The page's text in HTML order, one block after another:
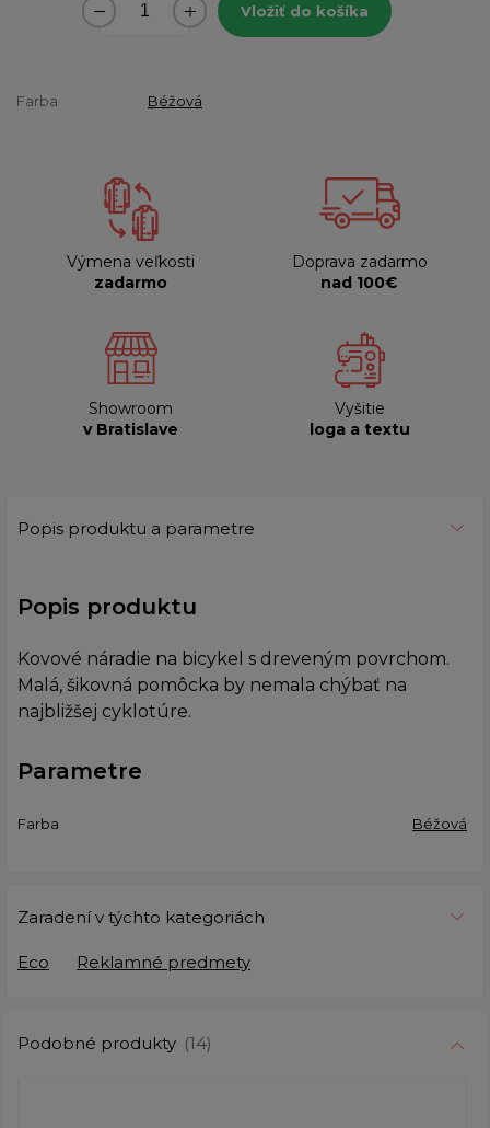
Vložiť do košíka
Farba Béžová
Výmena veľkosti
zadarmo
Doprava zadarmo
nad 100€
Showroom
v Bratislave
Vyšitie
loga a textu
Popis produktu a parametre
Popis produktu
Kovové náradie na bicykel s dreveným povrchom.
Malá, šikovná pomôcka by nemala chýbať na
najbližšej cyklotúre.
Parametre
Farba Béžová
Zaradení v týchto kategoriách
Eco Reklamné predmety
Podobné produkty (14)